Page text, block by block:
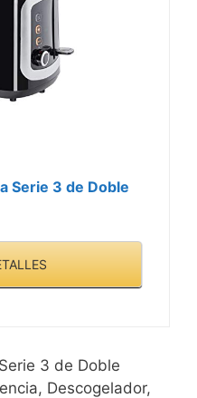
Serie 3 de Doble
3 de Doble
Descogelador,